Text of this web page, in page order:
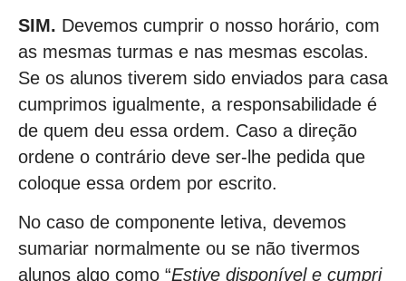
SIM. Devemos cumprir o nosso horário, com
as mesmas turmas e nas mesmas escolas.
Se os alunos tiverem sido enviados para casa
cumprimos igualmente, a responsabilidade é
de quem deu essa ordem. Caso a direção
ordene o contrário deve ser-lhe pedida que
coloque essa ordem por escrito.
No caso de componente letiva, devemos
sumariar normalmente ou se não tivermos
alunos algo como “Estive disponível e cumpri